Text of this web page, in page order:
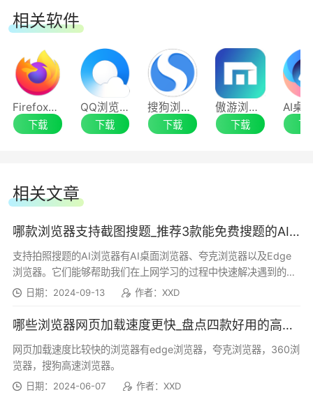
●快速保存地址，下次使用更方便
会建议保存和编辑详细信息以供日后使用。只需填
写信息并在弹窗出现时选择保存即可。
追踪。 或者，他们可以使用
RendererAppContainerEnabled原则来交换
Microsoft Edge与其他软件的安全性优点。
已更新SmartActionsBlockList原则。
SmartActionsBlockList 原则会以新的原则选项对
应更新。 系统管理器现在可以设定策略来控制智
(smart_actions_website)或控制pdfs和网站上的
智能动作(smart_actions)。
网络使用中间箱来检查网络流量和/或您先前遇到
ZSDCH功能的问题，请检阅 HTTP 的以 zstd 为基
础的共享字典压缩 考虑页面，其中包含更新的指
引。
相关软件
Firefox火狐浏览器
下载
QQ浏览器64位
下载
搜狗浏览器64位
下载
傲游浏览器
下载 下
相关文章
哪款浏览器支持截图搜题_推荐3款能免费搜题的AI浏览器
支持拍照搜题的AI浏览器有AI桌面浏览器、夸克浏览器以及Edge
浏览器。它们能够帮助我们在上网学习的过程中快速解决遇到的难
题，非常方便，并且适用于各个学段的学生...
日期：2024-09-13 作者：XXD
哪些浏览器网页加载速度更快_盘点四款好用的高速浏览器
网页加载速度比较快的浏览器有edge浏览器，夸克浏览器，360浏
览器，搜狗高速浏览器。
日期：2024-06-07 作者：XXD